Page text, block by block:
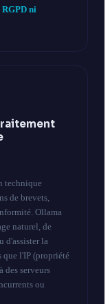
RGPD ni
technique
de brevets,
Ollama
naturel, de
d'assister la
que l'IP (propriété
serveurs
ou